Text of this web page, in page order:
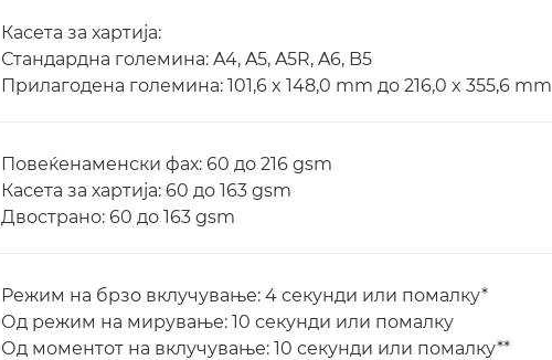
Касета за хартија:
Стандардна големина: A4, A5, A5R, A6, B5
Прилагодена големина: 101,6 x 148,0 mm до 216,0 x 355,6 mm
Повеќенаменски фах: 60 до 216 gsm
Касета за хартија: 60 до 163 gsm
Двострано: 60 до 163 gsm
Режим на брзо вклучување: 4 секунди или помалку*
Од режим на мирување: 10 секунди или помалку
Од моментот на вклучување: 10 секунди или помалку**